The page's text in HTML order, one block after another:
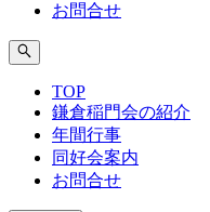
ッ
プ
お問合せ
TOP
鎌倉稲門会の紹介
年間行事
同好会案内
お問合せ